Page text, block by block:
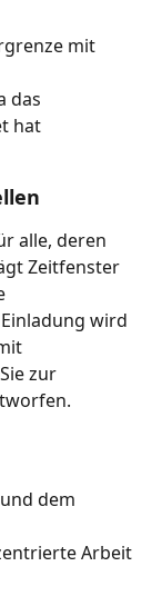
mit
das
hat
alle, deren
Zeitfenster
wird
zur
dem
Arbeit